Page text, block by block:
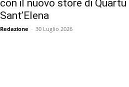
con il nuovo store di Quartu
Sant’Elena
Redazione - 30 Luglio 2026